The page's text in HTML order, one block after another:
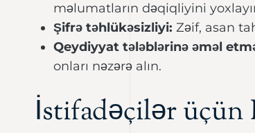
məlumatların dəqiqliyini
Şifrə təhlükəsizliyi: Zəif, asan
Qeydiyyat tələblərinə əməl
onları nəzərə alın.
İstifadəçilər üçün